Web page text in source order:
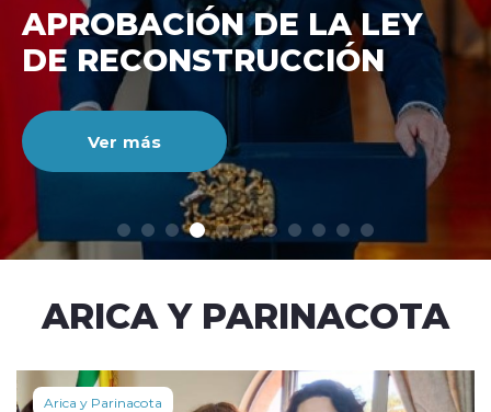
modo claro
DE RECONSTRUCCIÓ
NACIONAL
Ver más
ARICA Y PARINACOTA
Arica y Parinacota